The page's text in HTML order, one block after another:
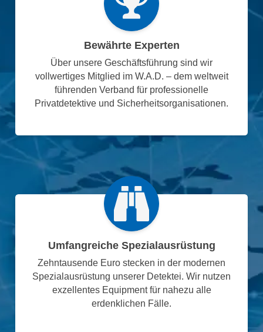
Bewährte Experten
Über unsere Geschäftsführung sind wir
vollwertiges Mitglied im W.A.D. – dem weltweit
führenden Verband für professionelle
Privatdetektive und Sicherheitsorganisationen.
Umfangreiche Spezialausrüstung
Zehntausende Euro stecken in der modernen
Spezialausrüstung unserer Detektei. Wir nutzen
exzellentes Equipment für nahezu alle
erdenklichen Fälle.